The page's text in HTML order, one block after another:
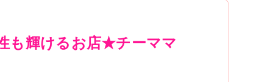
も輝けるお店★チーママ